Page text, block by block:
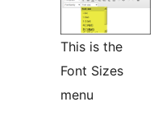
This is the
Font Sizes
menu